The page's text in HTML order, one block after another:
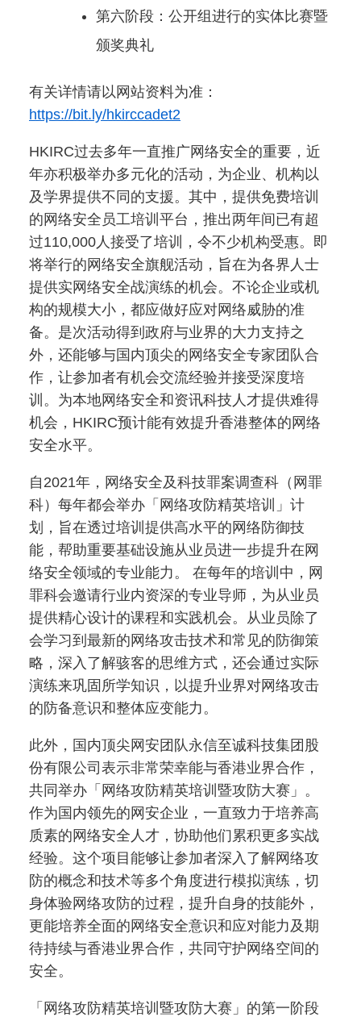
第六阶段：公开组进行的实体比赛暨
颁奖典礼
有关详情请以网站资料为准：
https://bit.ly/hkirccadet2
HKIRC过去多年一直推广网络安全的重要，近
年亦积极举办多元化的活动，为企业、机构以
及学界提供不同的支援。其中，提供免费培训
的网络安全员工培训平台，推出两年间已有超
过110,000人接受了培训，令不少机构受惠。即
将举行的网络安全旗舰活动，旨在为各界人士
提供实网络安全战演练的机会。不论企业或机
构的规模大小，都应做好应对网络威胁的准
备。是次活动得到政府与业界的大力支持之
外，还能够与国内顶尖的网络安全专家团队合
作，让参加者有机会交流经验并接受深度培
训。为本地网络安全和资讯科技人才提供难得
机会，HKIRC预计能有效提升香港整体的网络
安全水平。
自2021年，网络安全及科技罪案调查科（网罪
科）每年都会举办「网络攻防精英培训」计
划，旨在透过培训提供高水平的网络防御技
能，帮助重要基础设施从业员进一步提升在网
络安全领域的专业能力。 在每年的培训中，网
罪科会邀请行业内资深的专业导师，为从业员
提供精心设计的课程和实践机会。从业员除了
会学习到最新的网络攻击技术和常见的防御策
略，深入了解骇客的思维方式，还会通过实际
演练来巩固所学知识，以提升业界对网络攻击
的防备意识和整体应变能力。
此外，国内顶尖网安团队永信至诚科技集团股
份有限公司表示非常荣幸能与香港业界合作，
共同举办「网络攻防精英培训暨攻防大赛」。
作为国内领先的网安企业，一直致力于培养高
质素的网络安全人才，协助他们累积更多实战
经验。这个项目能够让参加者深入了解网络攻
防的概念和技术等多个角度进行模拟演练，切
身体验网络攻防的过程，提升自身的技能外，
更能培养全面的网络安全意识和应对能力及期
待持续与香港业界合作，共同守护网络空间的
安全。
「网络攻防精英培训暨攻防大赛」的第一阶段